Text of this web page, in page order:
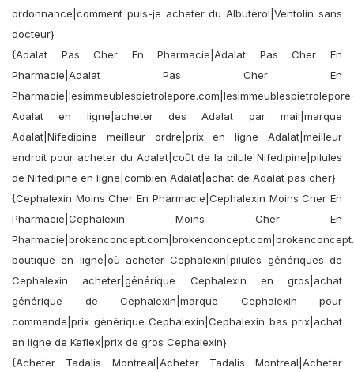
ordonnance|comment puis-je acheter du Albuterol|Ventolin sans
docteur}
{Adalat Pas Cher En Pharmacie|Adalat Pas Cher En
Pharmacie|Adalat Pas Cher En
Adalat en ligne|acheter des Adalat par mail|marque
Adalat|Nifedipine meilleur ordre|prix en ligne Adalat|meilleur
endroit pour acheter du Adalat|coût de la pilule Nifedipine|pilules
de Nifedipine en ligne|combien Adalat|achat de Adalat pas cher}
{Cephalexin Moins Cher En Pharmacie|Cephalexin Moins Cher En
Pharmacie|Cephalexin Moins Cher En
boutique en ligne|où acheter Cephalexin|pilules génériques de
Cephalexin acheter|générique Cephalexin en gros|achat
générique de Cephalexin|marque Cephalexin pour
commande|prix générique Cephalexin|Cephalexin bas prix|achat
en ligne de Keflex|prix de gros Cephalexin}
{Acheter Tadalis Montreal|Acheter Tadalis Montreal|Acheter